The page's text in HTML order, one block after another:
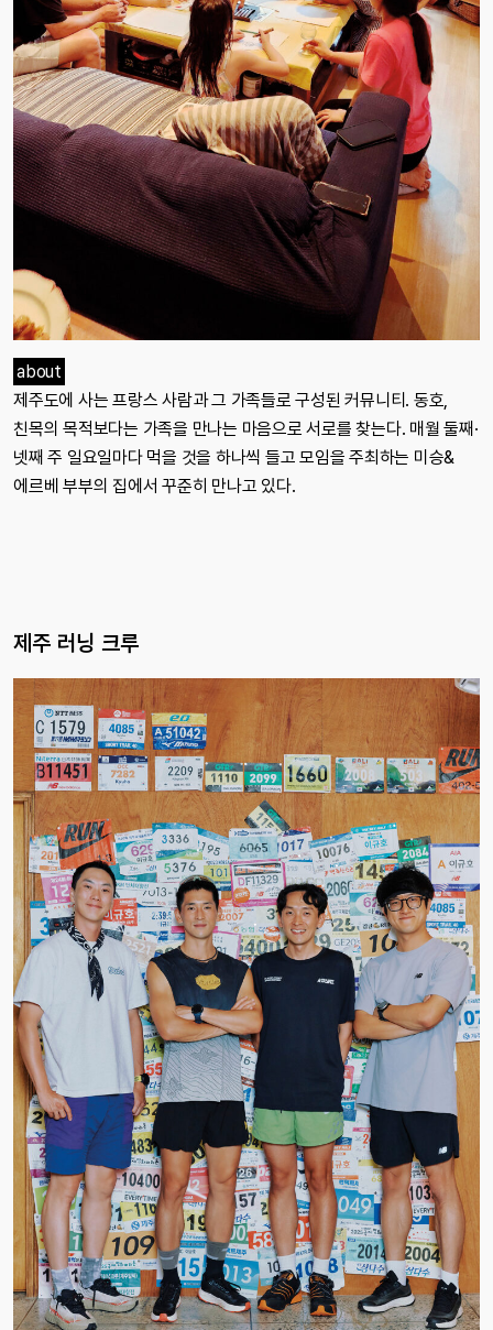
about
제주도에 사는 프랑스 사람과 그 가족들로 구성된 커뮤니티. 동호,
친목의 목적보다는 가족을 만나는 마음으로 서로를 찾는다. 매월 둘째·
넷째 주 일요일마다 먹을 것을 하나씩 들고 모임을 주최하는 미승&
에르베 부부의 집에서 꾸준히 만나고 있다.
제주 러닝 크루